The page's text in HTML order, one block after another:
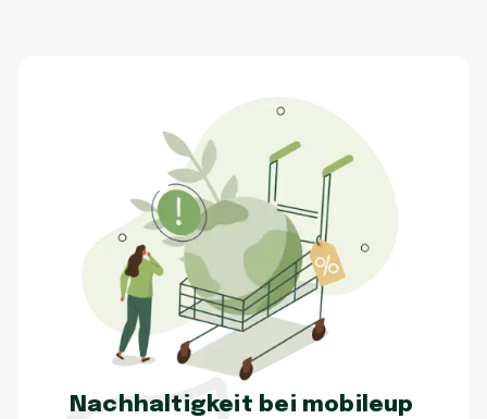
Nachhaltigkeit bei mobileup